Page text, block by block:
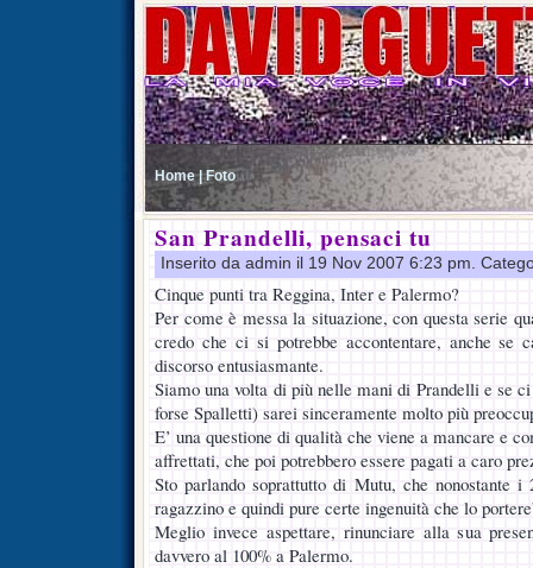
Home | Foto
San Prandelli, pensaci tu
Inserito da admin il 19 Nov 2007 6:23 pm.
Cinque punti tra Reggina, Inter e Palermo?
Per come è messa la situazione, con questa serie
credo che ci si potrebbe accontentare, anche se
discorso entusiasmante.
Siamo una volta di più nelle mani di Prandelli e se
forse Spalletti) sarei sinceramente molto più
E’ una questione di qualità che viene a mancare e
affrettati, che poi potrebbero essere pagati a caro
Sto parlando soprattutto di Mutu, che nonostante i
ragazzino e quindi pure certe ingenuità che lo
Meglio invece aspettare, rinunciare alla sua
davvero al 100% a Palermo.